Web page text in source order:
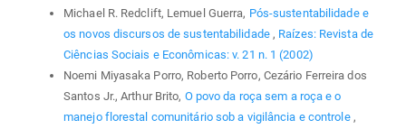
Michael R. Redclift, Lemuel Guerra, Pós-sustentabilidade e
os novos discursos de sustentabilidade , Raízes: Revista de
Ciências Sociais e Econômicas: v. 21 n. 1 (2002)
Noemi Miyasaka Porro, Roberto Porro, Cezário Ferreira dos
Santos Jr., Arthur Brito, O povo da roça sem a roça e o
manejo florestal comunitário sob a vigilância e controle ,